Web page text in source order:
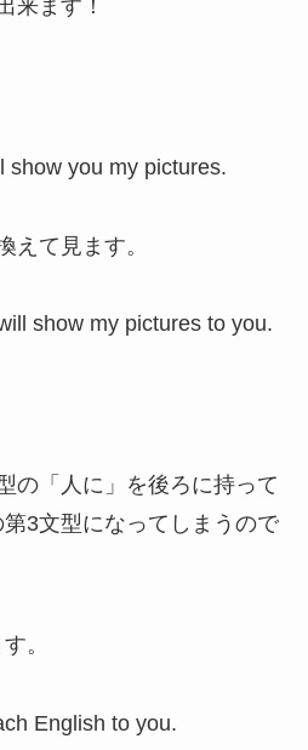
来ます！
show you my pictures.
えて見ます。
show my pictures to you.
の「人に」を後ろに持って
3文型になってしまうので
。
English to you.